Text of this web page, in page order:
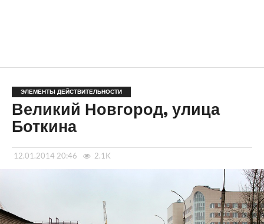
ЭЛЕМЕНТЫ ДЕЙСТВИТЕЛЬНОСТИ
Великий Новгород, улица
Боткина
12.01.2014 20:46 2.1K